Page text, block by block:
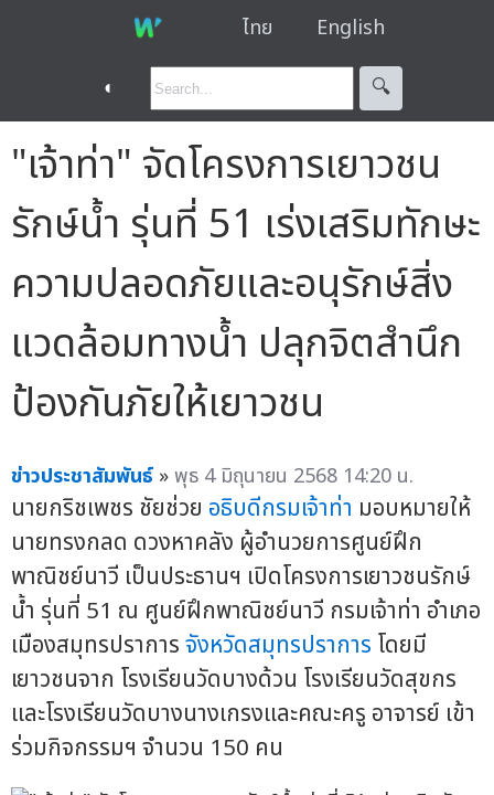
ไทย English
◐ 🔍︎
"เจ้าท่า" จัดโครงการเยาวชน
รักษ์น้ำ รุ่นที่ 51 เร่งเสริมทักษะ
ความปลอดภัยและอนุรักษ์สิ่ง
แวดล้อมทางน้ำ ปลุกจิตสำนึก
ป้องกันภัยให้เยาวชน
ข่าวประชาสัมพันธ์ »พุธ 4 มิถุนายน 2568 14:20 น.
นายกริชเพชร ชัยช่วย อธิบดีกรมเจ้าท่า มอบหมายให้
นายทรงกลด ดวงหาคลัง ผู้อำนวยการศูนย์ฝึก
พาณิชย์นาวี เป็นประธานฯ เปิดโครงการเยาวชนรักษ์
น้ำ รุ่นที่ 51 ณ ศูนย์ฝึกพาณิชย์นาวี กรมเจ้าท่า อำเภอ
เมืองสมุทรปราการจังหวัดสมุทรปราการ โดยมี
เยาวชนจาก โรงเรียนวัดบางด้วน โรงเรียนวัดสุขกร
และโรงเรียนวัดบางนางเกรงและคณะครู อาจารย์ เข้า
ร่วมกิจกรรมฯ จำนวน 150 คน